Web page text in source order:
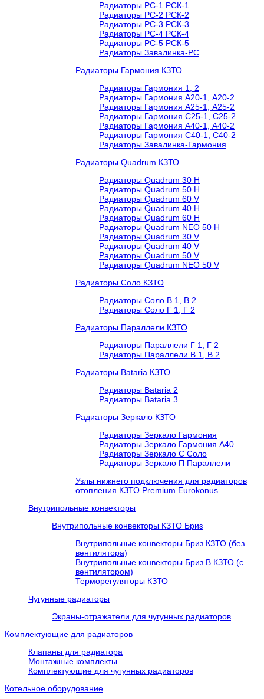
Радиаторы РС-1 РСК-1
Радиаторы РС-2 РСК-2
Радиаторы РС-3 РСК-3
Радиаторы РС-4 РСК-4
Радиаторы РС-5 РСК-5
Радиаторы Завалинка-РС
Радиаторы Гармония КЗТО
Радиаторы Гармония 1, 2
Радиаторы Гармония А20-1, А20-2
Радиаторы Гармония А25-1, А25-2
Радиаторы Гармония С25-1, С25-2
Радиаторы Гармония А40-1, А40-2
Радиаторы Гармония С40-1, С40-2
Радиаторы Завалинка-Гармония
Радиаторы Quadrum КЗТО
Радиаторы Quadrum 30 H
Радиаторы Quadrum 50 H
Радиаторы Quadrum 60 V
Радиаторы Quadrum 40 H
Радиаторы Quadrum 60 H
Радиаторы Quadrum NEO 50 H
Радиаторы Quadrum 30 V
Радиаторы Quadrum 40 V
Радиаторы Quadrum 50 V
Радиаторы Quadrum NEO 50 V
Радиаторы Соло КЗТО
Радиаторы Соло В 1, В 2
Радиаторы Соло Г 1, Г 2
Радиаторы Параллели КЗТО
Радиаторы Параллели Г 1, Г 2
Радиаторы Параллели В 1, В 2
Радиаторы Bataria КЗТО
Радиаторы Bataria 2
Радиаторы Bataria 3
Радиаторы Зеркало КЗТО
Радиаторы Зеркало Гармония
Радиаторы Зеркало Гармония А40
Радиаторы Зеркало С Соло
Радиаторы Зеркало П Параллели
Узлы нижнего подключения для радиаторов
отопления КЗТО Premium Eurokonus
Внутрипольные конвекторы
Внутрипольные конвекторы КЗТО Бриз
Внутрипольные конвекторы Бриз КЗТО (без
вентилятора)
Внутрипольные конвекторы Бриз В КЗТО (с
вентилятором)
Терморегуляторы КЗТО
Чугунные радиаторы
Экраны-отражатели для чугунных радиаторов
Комплектующие для радиаторов
Клапаны для радиатора
Монтажные комплекты
Комплектующие для чугунных радиаторов
Котельное оборудование